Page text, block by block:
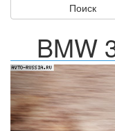
Поиск
BMW
Назад